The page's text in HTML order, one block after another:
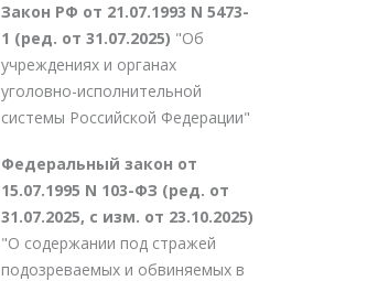
Закон РФ от 21.07.1993 N 5473-
1 (ред. от 31.07.2025) "Об
учреждениях и органах
уголовно-исполнительной
системы Российской Федерации"
Федеральный закон от
15.07.1995 N 103-ФЗ (ред. от
31.07.2025, с изм. от 23.10.2025)
"О содержании под стражей
подозреваемых и обвиняемых в